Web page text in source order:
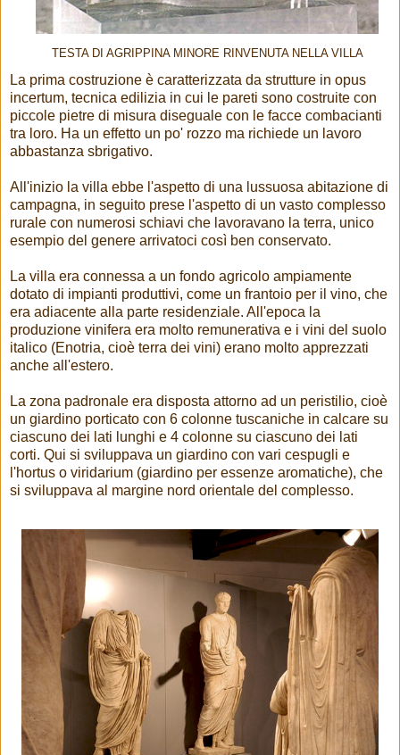
TESTA DI AGRIPPINA MINORE RINVENUTA NELLA VILLA
La prima costruzione è caratterizzata da strutture in opus
incertum, tecnica edilizia in cui le pareti sono costruite con
piccole pietre di misura diseguale con le facce combacianti
tra loro. Ha un effetto un po' rozzo ma richiede un lavoro
abbastanza sbrigativo.
All'inizio la villa ebbe l'aspetto di una lussuosa abitazione di
campagna, in seguito prese l'aspetto di un vasto complesso
rurale con numerosi schiavi che lavoravano la terra, unico
esempio del genere arrivatoci così ben conservato.
La villa era connessa a un fondo agricolo ampiamente
dotato di impianti produttivi, come un frantoio per il vino, che
era adiacente alla parte residenziale. All'epoca la
produzione vinifera era molto remunerativa e i vini del suolo
italico (Enotria, cioè terra dei vini) erano molto apprezzati
anche all'estero.
La zona padronale era disposta attorno ad un peristilio, cioè
un giardino porticato con 6 colonne tuscaniche in calcare su
ciascuno dei lati lunghi e 4 colonne su ciascuno dei lati
corti. Qui si sviluppava un giardino con vari cespugli e
l'hortus o viridarium (giardino per essenze aromatiche), che
si sviluppava al margine nord orientale del complesso.